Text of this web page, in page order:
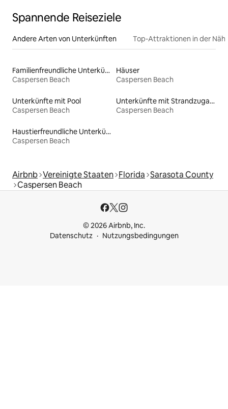
Spannende Reiseziele
Andere Arten von Unterkünften Top-Attraktionen in der
Familienfreundliche Unterkünfte
Caspersen Beach
Häuser
Caspersen Beach
Unterkünfte mit Pool
Caspersen Beach
Unterkünfte mit Strandzugang
Caspersen Beach
Haustierfreundliche Unterkünfte
Caspersen Beach
Airbnb Vereinigte Staaten Florida Sarasota County
Caspersen Beach
© 2026 Airbnb, Inc.
Datenschutz
Nutzungsbedingungen